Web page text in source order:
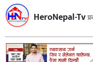
स्वास्थ्य
अपराध
विचार
HeroNepal-Tv